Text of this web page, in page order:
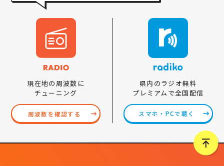
現在地の周波数に
チューニング
周波数を確認する
県内のラジオ無料
プレミアムで全国配信
スマホ・PCで聴く